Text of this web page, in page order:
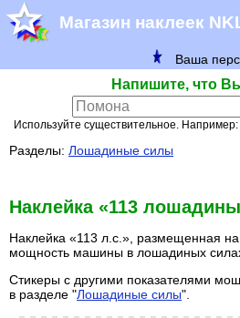
Магазин наклеек
Напишите, что
Используйте существительное. Например:
Разделы: Лошадиные силы
Наклейка «113
Наклейка «113 л.с.», размещенная
мощность машины в лошадиных
Стикеры с другими показателями
в разделе "Лошадиные силы".